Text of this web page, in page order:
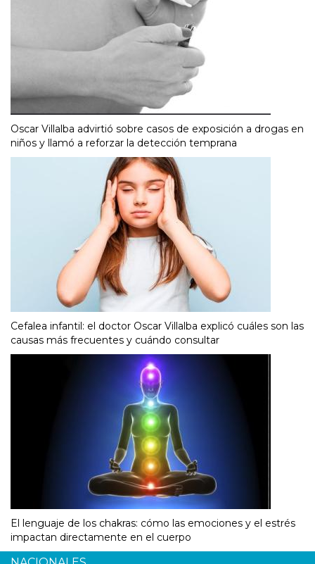
Oscar Villalba advirtió sobre casos de exposición a drogas en
niños y llamó a reforzar la detección temprana
Cefalea infantil: el doctor Oscar Villalba explicó cuáles son las
causas más frecuentes y cuándo consultar
El lenguaje de los chakras: cómo las emociones y el estrés
impactan directamente en el cuerpo